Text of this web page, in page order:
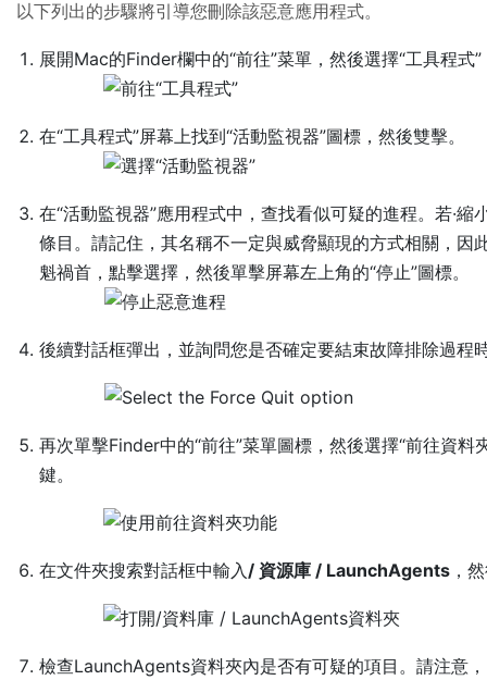
以下列出的步驟將引導您刪除該惡意應用程式。
展開Mac的Finder欄中的“前往”菜單，然後選擇“工具程式
在“工具程式”屏幕上找到“活動監視器”圖標，然後雙擊。
在“活動監視器”應用程式中，查找看似可疑的進程。若·
條目。請記住，其名稱不一定與威脅顯現的方式相關，
魁禍首，點擊選擇，然後單擊屏幕左上角的“停止”圖標。
後續對話框彈出，並詢問您是否確定要結束故障排除過程
再次單擊Finder中的“前往”菜單圖標，然後選擇“前往資料
鍵。
在文件夾搜索對話框中輸入 / 資源庫 / LaunchAgents ，
檢查LaunchAgents資料夾內是否有可疑的項目。請注意